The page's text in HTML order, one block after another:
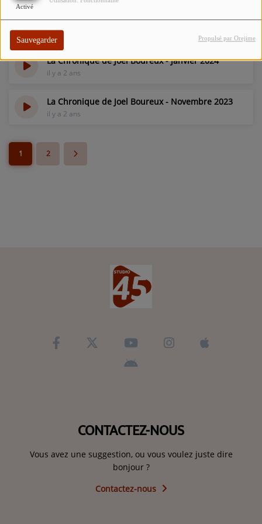
Activé
Sauvegarder Propulsé par Orejime
il y a 2 ans
La Chronique Musicale de Joël Boureux - Mars
2024
il y a 2 ans
La Chronique de Joel Boureux - Janvier 2024
il y a 2 ans
La Chronique de Joel Boureux - Novembre 2023
il y a 2 ans
1 2
CONTACTEZ-NOUS
Vous avez une suggestion, ou vous voulez juste dire
bonjour ?
Contactez-nous